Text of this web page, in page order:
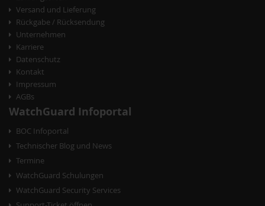
i
g
a
t
i
o
n
Versand und Lieferung
Rückgabe / Rücksendung
Unternehmen
Karriere
Datenschutz
Kontakt
Impressum
AGBs
WatchGuard Infoportal
BOC Infoportal
Technischer Blog und News
Termine
WatchGuard Schulungen
WatchGuard Security Services